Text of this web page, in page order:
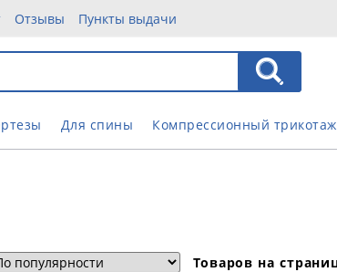
Отзывы Пункты выдачи
Для спины Компрессионный трикотаж
Товаров на